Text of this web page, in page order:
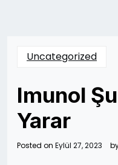
Uncategorized
Imunol
Yarar
Posted on Eylül 27, 2023